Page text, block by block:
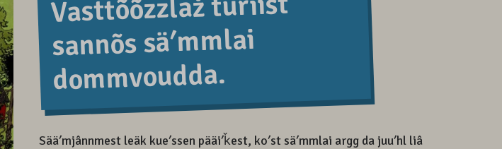
sannõs säʹmmlai
dommvoudda.
Sääʹmjânnmest leäk kueʹssen pääiʹǩest, koʹst säʹmmlai argg da juuʹhl liâ